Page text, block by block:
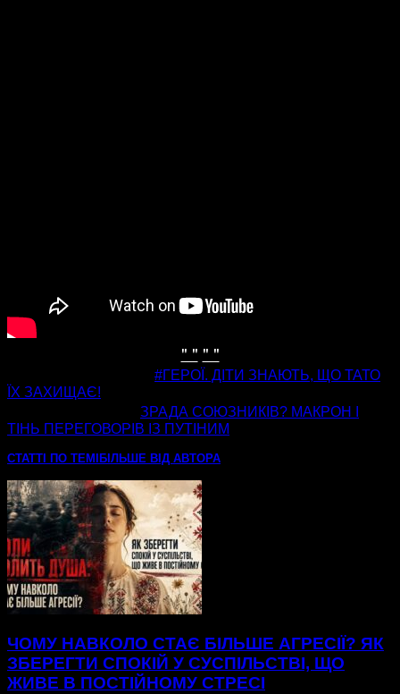
" " " "
#ГЕРОЇ. ДІТИ ЗНАЮТЬ, ЩО ТАТО
ЇХ ЗАХИЩАЄ!
ЗРАДА СОЮЗНИКІВ? МАКРОН І
ТІНЬ ПЕРЕГОВОРІВ ІЗ ПУТІНИМ
СТАТТІ ПО ТЕМІ БІЛЬШЕ ВІД АВТОРА
ЧОМУ НАВКОЛО СТАЄ БІЛЬШЕ АГРЕСІЇ? ЯК
ЗБЕРЕГТИ СПОКІЙ У СУСПІЛЬСТВІ, ЩО
ЖИВЕ В ПОСТІЙНОМУ СТРЕСІ